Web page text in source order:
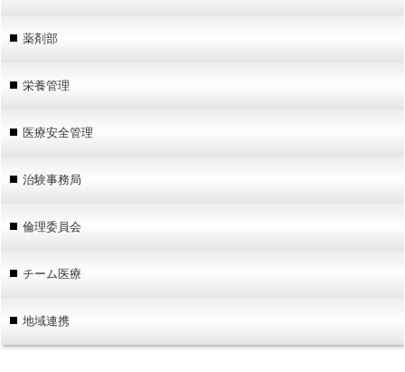
薬剤部
栄養管理
医療安全管理
治験事務局
倫理委員会
チーム医療
地域連携